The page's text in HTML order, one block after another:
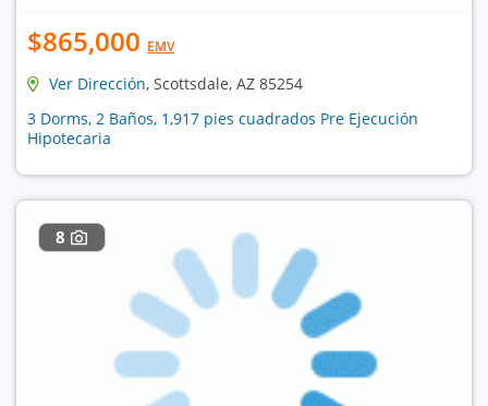
$865,000 EMV
Ver Dirección, Scottsdale, AZ 85254
3 Dorms, 2 Baños, 1,917 pies cuadrados Pre Ejecución
Hipotecaria
8